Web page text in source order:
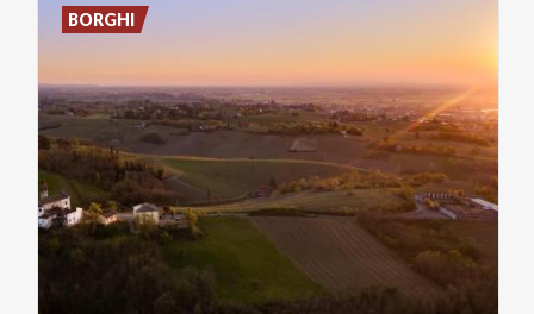
BORGHI